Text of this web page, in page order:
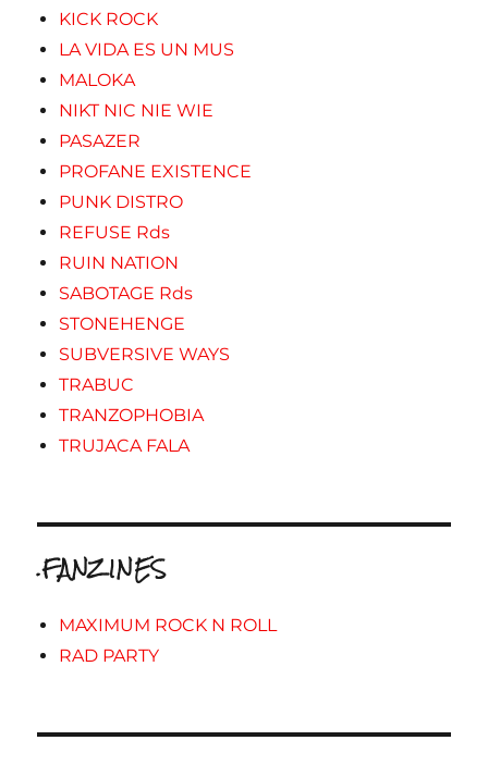
KICK ROCK
LA VIDA ES UN MUS
MALOKA
NIKT NIC NIE WIE
PASAZER
PROFANE EXISTENCE
PUNK DISTRO
REFUSE Rds
RUIN NATION
SABOTAGE Rds
STONEHENGE
SUBVERSIVE WAYS
TRABUC
TRANZOPHOBIA
TRUJACA FALA
.FANZINES
MAXIMUM ROCK N ROLL
RAD PARTY